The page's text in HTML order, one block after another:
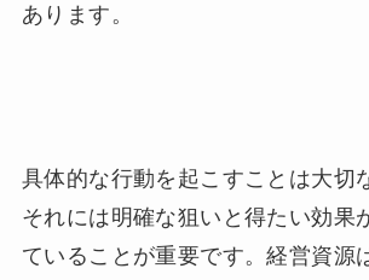
あります。
具体的な行動を起こすことは大切
それには明確な狙いと得たい効果
ていることが重要です。経営資源